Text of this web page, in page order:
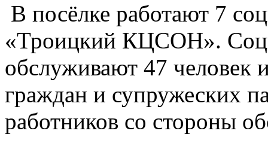
В посёлке работают 7
«Троицкий КЦСОН».
обслуживают 47 человек
граждан и супружеских
работников со стороны